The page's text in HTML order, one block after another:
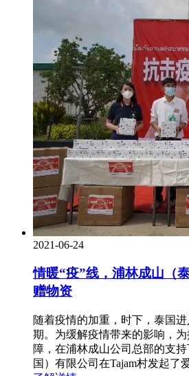
2021-06-24
情暖“疫”线，浦林成山（
赠物资
随着疫情的加重，时下，泰国
期。为缓解疫情带来的影响，
障，在浦林成山公司总部的支
国）有限公司在Tajam村发起了